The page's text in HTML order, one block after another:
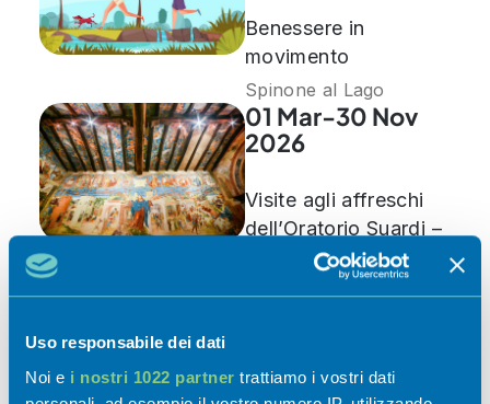
Uso responsabile dei dati
Noi e i nostri 1022 partner trattiamo i vostri dati
Benessere in
movimento
Spinone al Lago
01 Mar-30 Nov
2026
Visite agli affreschi
dell’Oratorio Suardi –
Stagione 2026
Trescore Balneario